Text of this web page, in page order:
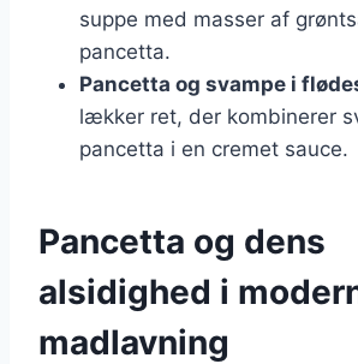
suppe med masser af
pancetta.
Pancetta og svampe i
lækker ret, der kombinerer
pancetta i en cremet sauce.
Pancetta og dens
alsidighed i
madlavning